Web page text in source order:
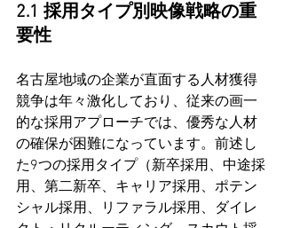
2.1 採用タイプ別映像戦略の重
要性
名古屋地域の企業が直面する人材獲得
競争は年々激化しており、従来の画一
的な採用アプローチでは、優秀な人材
の確保が困難になっています。前述し
た9つの採用タイプ（新卒採用、中途採
用、第二新卒、キャリア採用、ポテン
シャル採用、リファラル採用、ダイレ